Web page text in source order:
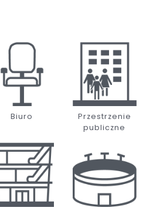
Biuro
Przestrzenie
publiczne